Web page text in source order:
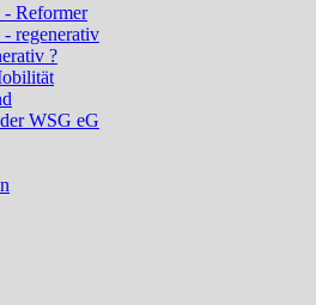
Reformer
regenerativ
?
WSG eG